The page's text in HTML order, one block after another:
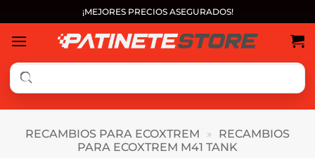
al
contenido
¡MEJORES PRECIOS ASEGURADOS!
RECAMBIOS PARA ECOXTREM »
RECAMBIOS
PARA ECOXTREM M41 TANK